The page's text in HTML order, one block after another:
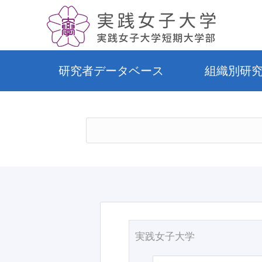
研究者データベース 組織別研
実践女子大学